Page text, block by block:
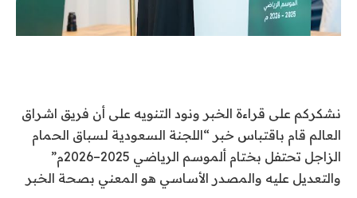
نشكركم على قراءة الخبر ونود التنويه على أن فريق اشراق
العالم قام باقتباس خبر “اللجنة السعودية لسباق الحمام
الزاجل تحتفل بختام ألموسم الرياضي 2025–2026م”
والتعديل عليه والمصدر الأساسي هو المعني بصحة الخبر